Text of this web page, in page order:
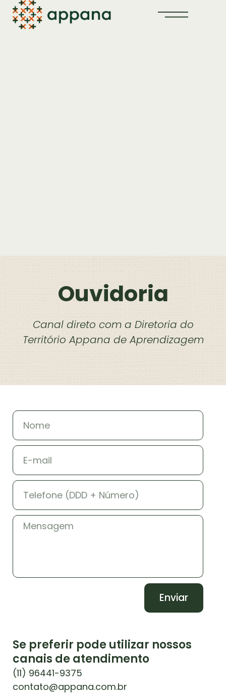
Ouvidoria
Canal direto com a Diretoria do
Território Appana de Aprendizagem
Enviar
Se preferir pode utilizar nossos
canais de atendimento
(11) 96441-9375
contato@appana.com.br